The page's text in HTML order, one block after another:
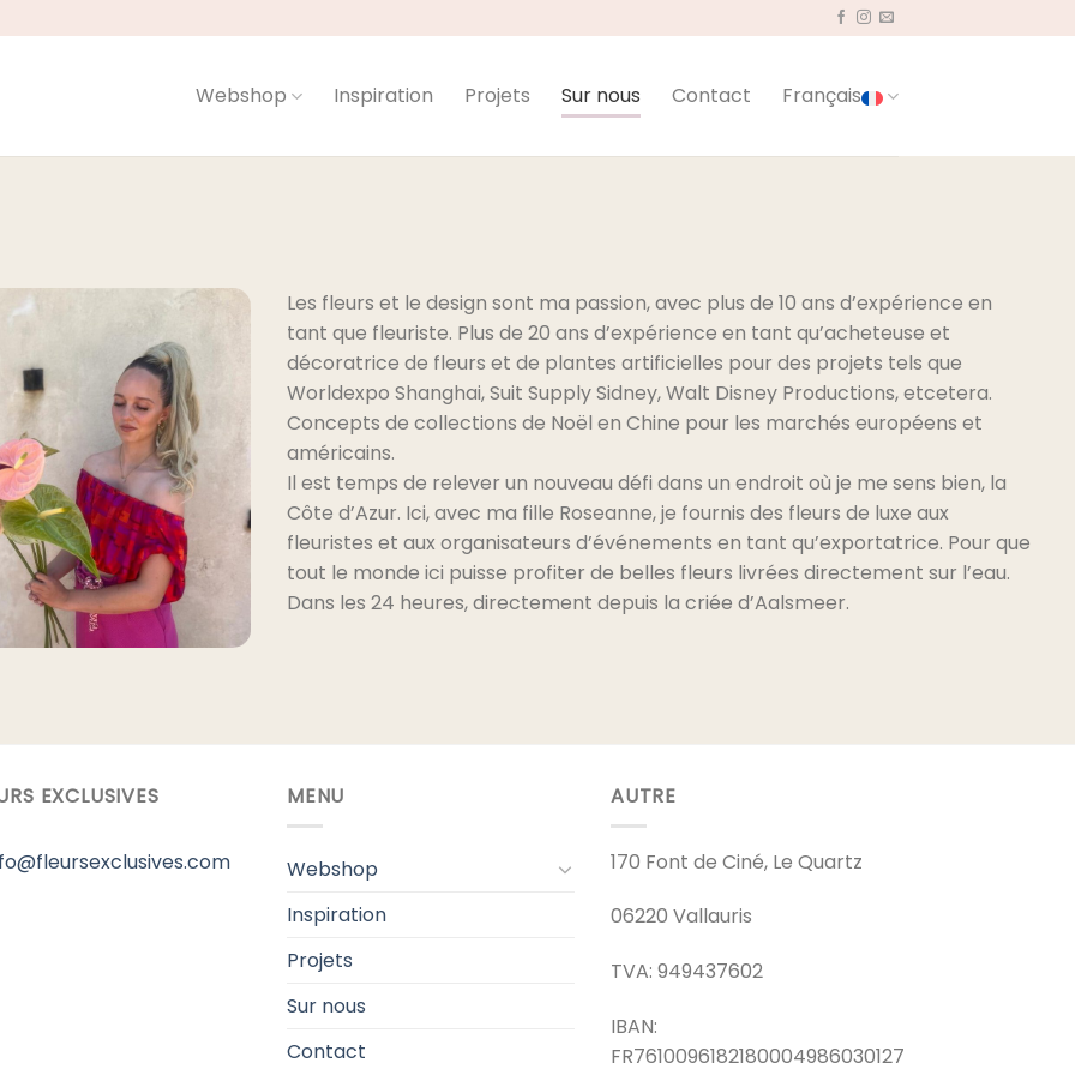
Webshop Inspiration Projets Sur nous Contact Français
Les fleurs et le design sont ma passion, avec plus de 10 ans d’expérience en
tant que fleuriste. Plus de 20 ans d’expérience en tant qu’acheteuse et
décoratrice de fleurs et de plantes artificielles pour des projets tels que
Worldexpo Shanghai, Suit Supply Sidney, Walt Disney Productions, etcetera.
Concepts de collections de Noël en Chine pour les marchés européens et
américains.
Il est temps de relever un nouveau défi dans un endroit où je me sens bien, la
Côte d’Azur. Ici, avec ma fille Roseanne, je fournis des fleurs de luxe aux
fleuristes et aux organisateurs d’événements en tant qu’exportatrice. Pour que
tout le monde ici puisse profiter de belles fleurs livrées directement sur l’eau.
Dans les 24 heures, directement depuis la criée d’Aalsmeer.
EXCLUSIVES MENU
Webshop
Inspiration
Projets
Sur nous
Contact
AUTRE
170 Font de Ciné, Le Quartz
06220 Vallauris
TVA: 949437602
IBAN:
FR7610096182180004986030127